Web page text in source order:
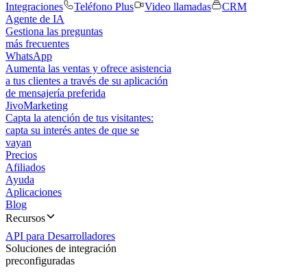
Integraciones
Teléfono Plus Video llamadas
CRM
Agente de IA
Gestiona las preguntas
más frecuentes
WhatsApp
Aumenta las ventas y ofrece asistencia
a tus clientes a través de su aplicación
de mensajería preferida
JivoMarketing
Capta la atención de tus visitantes:
capta su interés antes de que se
vayan
Precios
Afiliados
Ayuda
Aplicaciones
Blog
Recursos
API para Desarrolladores
Soluciones de integración
preconfiguradas